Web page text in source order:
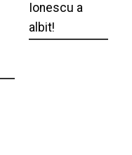
Ionescu a
albit!